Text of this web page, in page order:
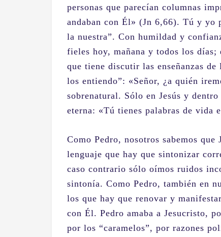
personas que parecían columnas
andaban con Él» (Jn 6,66). Tú y yo
la nuestra”. Con humildad y
fieles hoy, mañana y todos los
que tiene discutir las enseñanzas
los entiendo”: «Señor, ¿a quién
sobrenatural. Sólo en Jesús y
eterna: «Tú tienes palabras de vida
Como Pedro, nosotros sabemos
lenguaje que hay que sintonizar
caso contrario sólo oímos ruidos
sintonía. Como Pedro, también en
los que hay que renovar y
con Él. Pedro amaba a Jesucristo,
por los “caramelos”, por razones